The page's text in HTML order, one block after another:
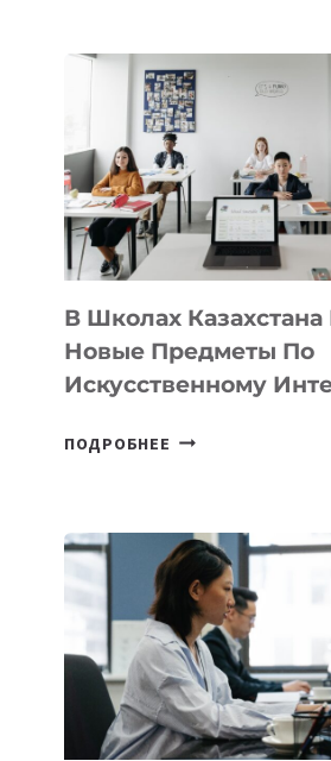
DEAL
VELOCITY
BY
MOST
—
МЕЖДУНАРОДНУЮ
ПРОГРАММУ
ДЛЯ
В Школах Казахстана
Новые Предметы По
Искусственному
ПОДРОБНЕЕ В
НОВЫЕ
ПРЕДМЕТЫ
ПО
ИСКУССТВЕННОМУ
ИНТЕЛЛЕКТУ